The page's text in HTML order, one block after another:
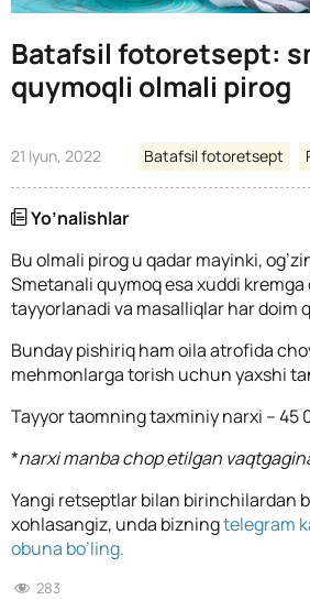
Batafsil fotoretsept:
quymoqli olmali pirog
21 Iyun, 2022 Batafsil fotoretsept
Yo’nalishlar
Bu olmali pirog u qadar mayinki,
Smetanali quymoq esa xuddi kremga
tayyorlanadi va masalliqlar har doim
Bunday pishiriq ham oila atrofida
mehmonlarga torish uchun yaxshi
Tayyor taomning taxminiy narxi – 45
*narxi manba chop etilgan
Yangi retseptlar bilan birinchilardan
xohlasangiz, unda bizningtelegram
obuna bo’ling.
283